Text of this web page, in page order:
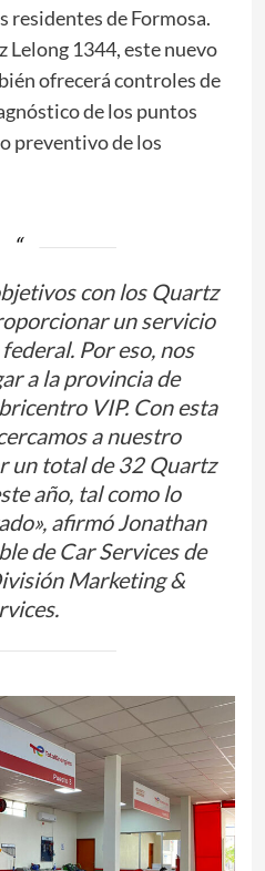
residentes de Formosa.
Lelong 1344, este nuevo
ofrecerá controles de
de los puntos
preventivo de los
con los Quartz
un servicio
Por eso, nos
a la provincia de
VIP. Con esta
a nuestro
un total de 32 Quartz
año, tal como lo
afirmó Jonathan
de Car Services de
Marketing &